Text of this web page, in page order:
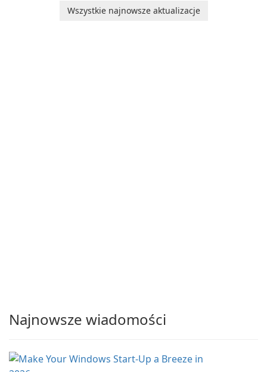
designed to help you
Wszystkie najnowsze aktualizacje
Najnowsze wiadomości